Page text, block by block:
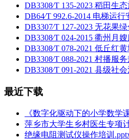
DB3308∕T 135-2023 稻田生
DB64∕T 992.6-2014 电梯运
DB3307∕T 127-2023 无花果
DB3308∕T 024-2015 衢州月
DB3308∕T 078-2021 低丘红
DB3308∕T 088-2021 村播服
DB3308∕T 091-2021 县级社
最近下载
《数字化驱动下的小学数学
萍乡市大学生乡村医生专项
绝缘电阻测试仪操作培训